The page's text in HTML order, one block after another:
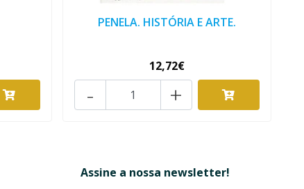
PENELA. HISTÓRIA E ARTE.
12,72€
+
-
Assine a nossa newsletter!